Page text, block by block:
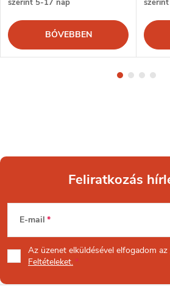
szerint 5-17 nap
BŐVEBBEN
L
á
b
Feliratkozás
E-mail
Az üzenet elküldésével elfogadom az
Feltételeket.